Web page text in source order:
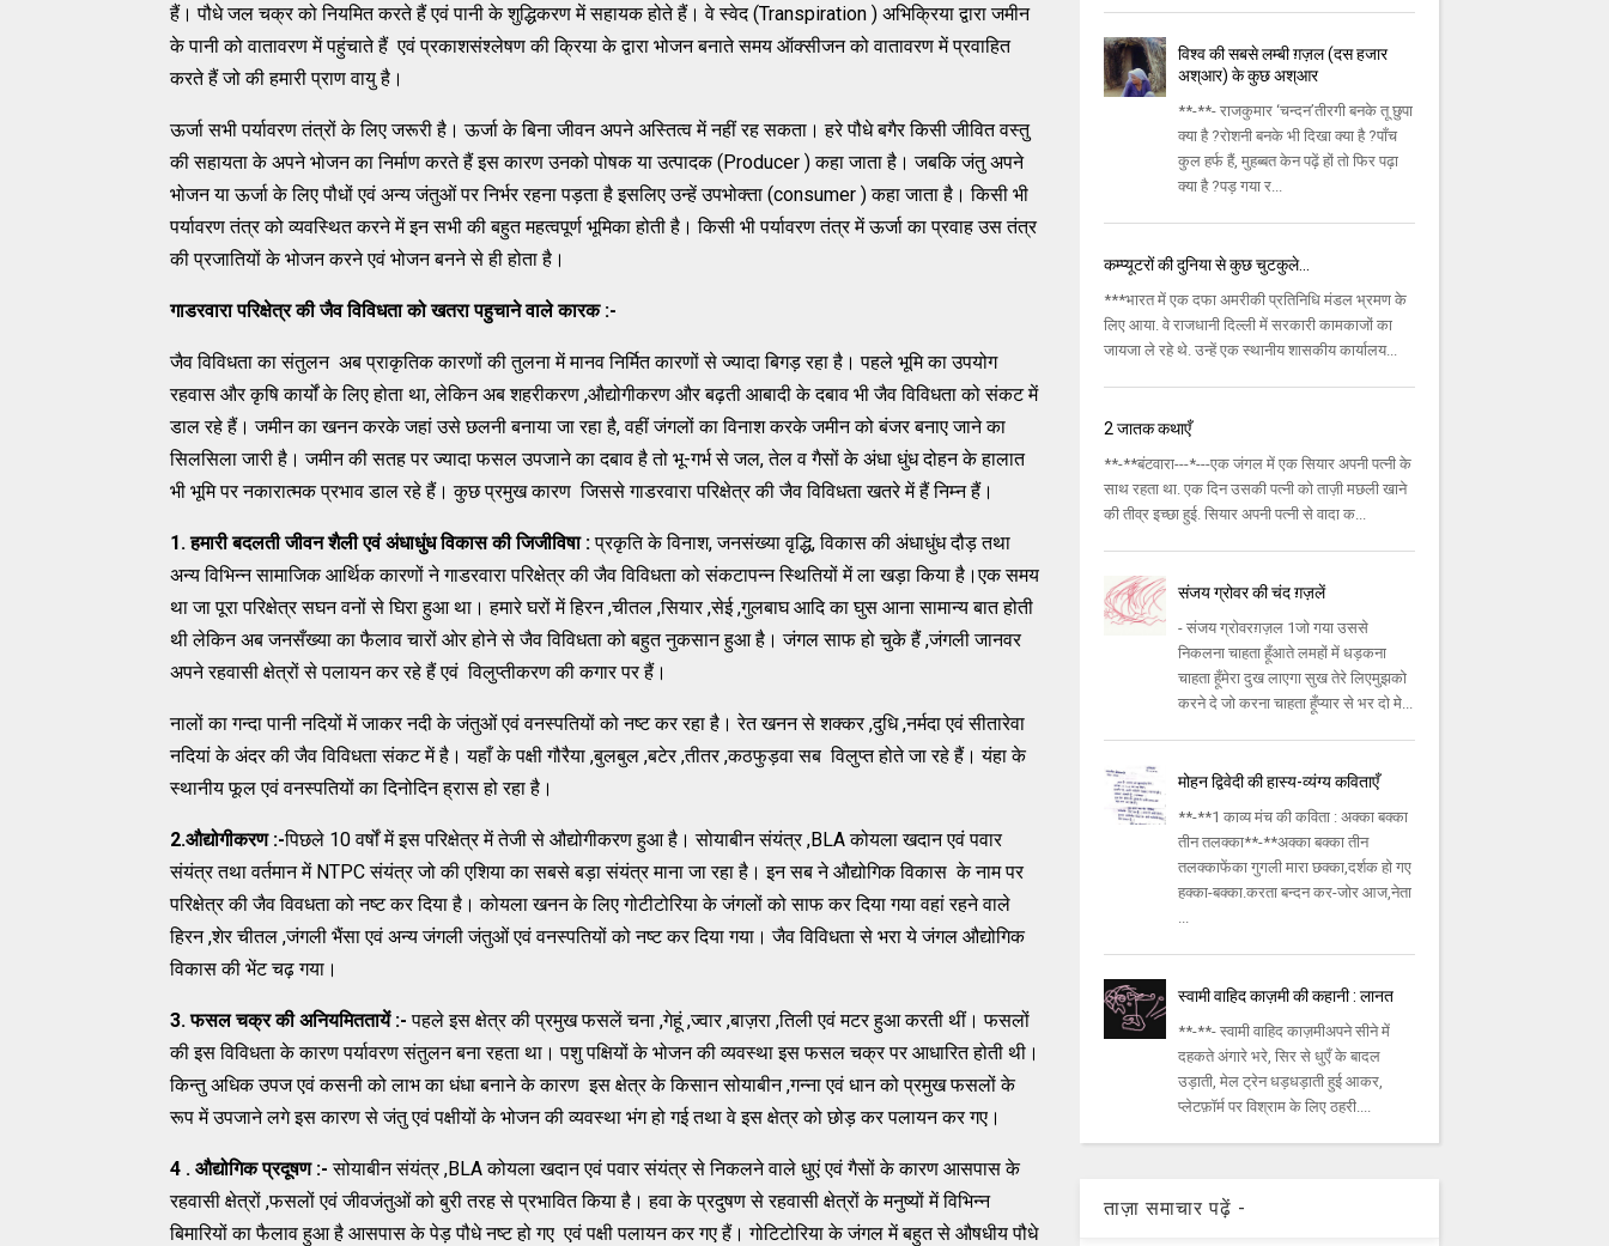
हैं। पौधे जल चक्र को नियमित करते हैं एवं पानी के शुद्धिकरण में सहायक होते हैं। वे स्वेद (Transpiration ) अभिक्रिया द्वारा जमीन
के पानी को वातावरण में पहुंचाते हैं एवं प्रकाशसंश्लेषण की क्रिया के द्वारा भोजन बनाते समय ऑक्सीजन को वातावरण में प्रवाहित
करते हैं जो की हमारी प्राण वायु है।
ऊर्जा सभी पर्यावरण तंत्रों के लिए जरूरी है। ऊर्जा के बिना जीवन अपने अस्तित्व में नहीं रह सकता। हरे पौधे बगैर किसी जीवित वस्तु
की सहायता के अपने भोजन का निर्माण करते हैं इस कारण उनको पोषक या उत्पादक (Producer ) कहा जाता है। जबकि जंतु अपने
भोजन या ऊर्जा के लिए पौधों एवं अन्य जंतुओं पर निर्भर रहना पड़ता है इसलिए उन्हें उपभोक्ता (consumer ) कहा जाता है। किसी भी
पर्यावरण तंत्र को व्यवस्थित करने में इन सभी की बहुत महत्वपूर्ण भूमिका होती है। किसी भी पर्यावरण तंत्र में ऊर्जा का प्रवाह उस तंत्र
की प्रजातियों के भोजन करने एवं भोजन बनने से ही होता है।
गाडरवारा परिक्षेत्र की जैव विविधता को खतरा पहुचाने वाले कारक :-
जैव विविधता का संतुलन अब प्राकृतिक कारणों की तुलना में मानव निर्मित कारणों से ज्यादा बिगड़ रहा है। पहले भूमि का उपयोग
रहवास और कृषि कार्यों के लिए होता था, लेकिन अब शहरीकरण ,औद्योगीकरण और बढ़ती आबादी के दबाव भी जैव विविधता को संकट में
डाल रहे हैं। जमीन का खनन करके जहां उसे छलनी बनाया जा रहा है, वहीं जंगलों का विनाश करके जमीन को बंजर बनाए जाने का
सिलसिला जारी है। जमीन की सतह पर ज्यादा फसल उपजाने का दबाव है तो भू-गर्भ से जल, तेल व गैसों के अंधा धुंध दोहन के हालात
भी भूमि पर नकारात्मक प्रभाव डाल रहे हैं। कुछ प्रमुख कारण जिससे गाडरवारा परिक्षेत्र की जैव विविधता खतरे में हैं निम्न हैं।
1. हमारी बदलती जीवन शैली एवं अंधाधुंध विकास की जिजीविषा :प्रकृति के विनाश, जनसंख्या वृद्धि, विकास की अंधाधुंध दौड़ तथा
अन्य विभिन्न सामाजिक आर्थिक कारणों ने गाडरवारा परिक्षेत्र की जैव विविधता को संकटापन्न स्थितियों में ला खड़ा किया है।एक समय
था जा पूरा परिक्षेत्र सघन वनों से घिरा हुआ था। हमारे घरों में हिरन ,चीतल ,सियार ,सेई ,गुलबाघ आदि का घुस आना सामान्य बात होती
थी लेकिन अब जनसँख्या का फैलाव चारों ओर होने से जैव विविधता को बहुत नुकसान हुआ है। जंगल साफ हो चुके हैं ,जंगली जानवर
अपने रहवासी क्षेत्रों से पलायन कर रहे हैं एवं विलुप्तीकरण की कगार पर हैं।
नालों का गन्दा पानी नदियों में जाकर नदी के जंतुओं एवं वनस्पतियों को नष्ट कर रहा है। रेत खनन से शक्कर ,दुधि ,नर्मदा एवं सीतारेवा
नदियां के अंदर की जैव विविधता संकट में है। यहाँ के पक्षी गौरैया ,बुलबुल ,बटेर ,तीतर ,कठफुड़वा सब विलुप्त होते जा रहे हैं। यंहा के
स्थानीय फूल एवं वनस्पतियों का दिनोदिन ह्रास हो रहा है।
2.औद्योगीकरण :-पिछले 10 वर्षों में इस परिक्षेत्र में तेजी से औद्योगीकरण हुआ है। सोयाबीन संयंत्र ,BLA कोयला खदान एवं पवार
संयंत्र तथा वर्तमान में NTPC संयंत्र जो की एशिया का सबसे बड़ा संयंत्र माना जा रहा है। इन सब ने औद्योगिक विकास के नाम पर
परिक्षेत्र की जैव विवधता को नष्ट कर दिया है। कोयला खनन के लिए गोटीटोरिया के जंगलों को साफ कर दिया गया वहां रहने वाले
हिरन ,शेर चीतल ,जंगली भैंसा एवं अन्य जंगली जंतुओं एवं वनस्पतियों को नष्ट कर दिया गया। जैव विविधता से भरा ये जंगल औद्योगिक
विकास की भेंट चढ़ गया।
3. फसल चक्र की अनियमिततायें :- पहले इस क्षेत्र की प्रमुख फसलें चना ,गेहूं ,ज्वार ,बाज़रा ,तिली एवं मटर हुआ करती थीं। फसलों
की इस विविधता के कारण पर्यावरण संतुलन बना रहता था। पशु पक्षियों के भोजन की व्यवस्था इस फसल चक्र पर आधारित होती थी।
किन्तु अधिक उपज एवं कसनी को लाभ का धंधा बनाने के कारण इस क्षेत्र के किसान सोयाबीन ,गन्ना एवं धान को प्रमुख फसलों के
रूप में उपजाने लगे इस कारण से जंतु एवं पक्षीयों के भोजन की व्यवस्था भंग हो गई तथा वे इस क्षेत्र को छोड़ कर पलायन कर गए।
4 . औद्योगिक प्रदूषण :- सोयाबीन संयंत्र ,BLA कोयला खदान एवं पवार संयंत्र से निकलने वाले धुएं एवं गैसों के कारण आसपास के
रहवासी क्षेत्रों ,फसलों एवं जीवजंतुओं को बुरी तरह से प्रभावित किया है। हवा के प्रदुषण से रहवासी क्षेत्रों के मनुष्यों में विभिन्न
बिमारियों का फैलाव हुआ है आसपास के पेड़ पौधे नष्ट हो गए एवं पक्षी पलायन कर गए हैं। गोटिटोरिया के जंगल में बहुत से औषधीय पौधे
विश्व की सबसे लम्बी ग़ज़ल (दस हजार
अश्आर) के कुछ अश्आर
**-**- राजकुमार ‘चन्दन’तीरगी बनके तू छुपा
क्या है ?रोशनी बनके भी दिखा क्या है ?पाँच
कुल हर्फ हैं, मुहब्बत केन पढ़ें हों तो फिर पढ़ा
क्या है ?पड़ गया र...
कम्प्यूटरों की दुनिया से कुछ चुटकुले...
***भारत में एक दफा अमरीकी प्रतिनिधि मंडल भ्रमण के
लिए आया. वे राजधानी दिल्ली में सरकारी कामकाजों का
जायजा ले रहे थे. उन्हें एक स्थानीय शासकीय कार्यालय...
2 जातक कथाएँ
**-**बंटवारा---*---एक जंगल में एक सियार अपनी पत्नी के
साथ रहता था. एक दिन उसकी पत्नी को ताज़ी मछली खाने
की तीव्र इच्छा हुई. सियार अपनी पत्नी से वादा क...
संजय ग्रोवर की चंद ग़ज़लें
- संजय ग्रोवरग़ज़ल 1जो गया उससे
निकलना चाहता हूँआते लमहों में धड़कना
चाहता हूँमेरा दुख लाएगा सुख तेरे लिएमुझको
करने दे जो करना चाहता हूँप्यार से भर दो मे...
मोहन द्विवेदी की हास्य-व्यंग्य कविताएँ
**-**1 काव्य मंच की कविता : अक्का बक्का
तीन तलक्का**-**अक्का बक्का तीन
तलक्काफेंका गुगली मारा छक्का,दर्शक हो गए
हक्का-बक्का.करता बन्दन कर-जोर आज,नेता
...
स्वामी वाहिद काज़मी की कहानी : लानत
**-**- स्वामी वाहिद काज़मीअपने सीने में
दहकते अंगारे भरे, सिर से धुएँ के बादल
उड़ाती, मेल ट्रेन धड़धड़ाती हुई आकर,
प्लेटफ़ॉर्म पर विश्राम के लिए ठहरी....
ताज़ा समाचार पढ़ें -